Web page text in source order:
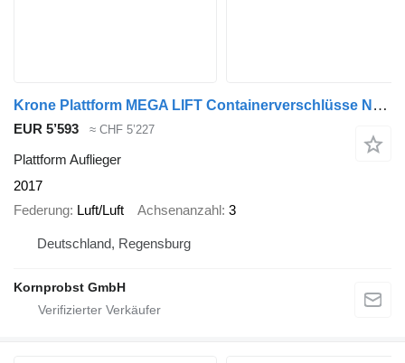
Krone Plattform MEGA LIFT Containerverschlüsse Nr: 985
EUR 5’593 ≈ CHF 5’227
Plattform Auflieger
2017
Federung Luft/Luft Achsenanzahl 3
Deutschland, Regensburg
Kornprobst GmbH